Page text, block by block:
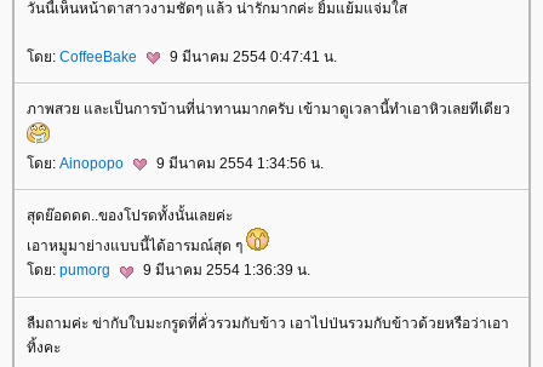
วันนี้เห็นหน้าตาสาวงามชัดๆ แล้ว น่ารักมากค่ะ ยิ้มแย้มแจ่มใส
ดย: CoffeeBake 9 มีนาคม 2554 0:47:41 น.
ภาพสวย และเป็นการบ้านที่น่าทานมากครับ เข้ามาดูเวลานี้ทำเอาหิวเลยทีเดียว
ดย: Ainopopo 9 มีนาคม 2554 1:34:56 น.
สุดย๊อดดด..ของโปรดทั้งนั้นเลยค่ะ
เอาหมูมาย่างแบบนี้ได้อารมณ์สุด ๆ
ดย: pumorg 9 มีนาคม 2554 1:36:39 น.
ลืมถามค่ะ ข่ากับใบมะกรูดที่คั่วรวมกับข้าว เอาไปป่นรวมกับข้าวด้วยหรือว่าเอา
ทิ้งคะ